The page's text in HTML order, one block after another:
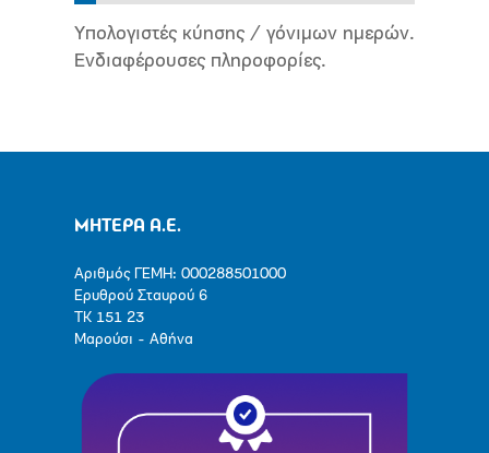
Υπολογιστές κύησης / γόνιμων ημερών.
Ενδιαφέρουσες πληροφορίες.
ΜΗΤΕΡΑ Α.Ε.
Αριθμός ΓΕΜΗ: 000288501000
Ερυθρού Σταυρού 6
ΤΚ 151 23
Μαρούσι - Αθήνα